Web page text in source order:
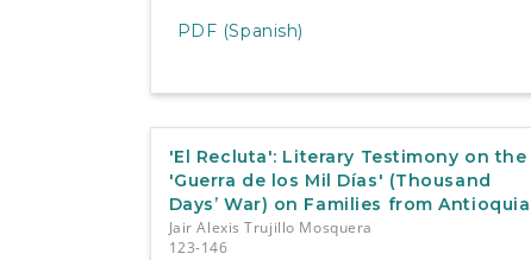
PDF (Spanish)
'El Recluta': Literary Testimony on the
'Guerra de los Mil Días' (Thousand
Days’ War) on Families from Antioquia
Jair Alexis Trujillo Mosquera
123-146